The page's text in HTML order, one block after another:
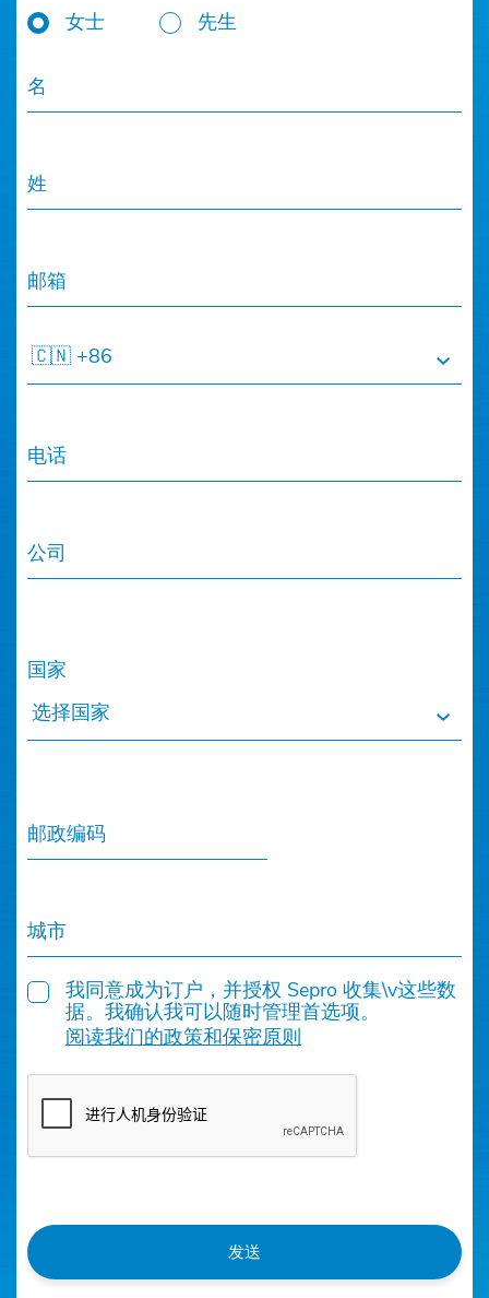
女士 先生
名
姓
邮箱
🇨🇳 +86
电话
公司
国家
选择国家
邮政编码
城市
我同意成为订户，并授权 Sepro 收集\v这些数
据。我确认我可以随时管理首选项。
阅读我们的政策和保密原则
发送